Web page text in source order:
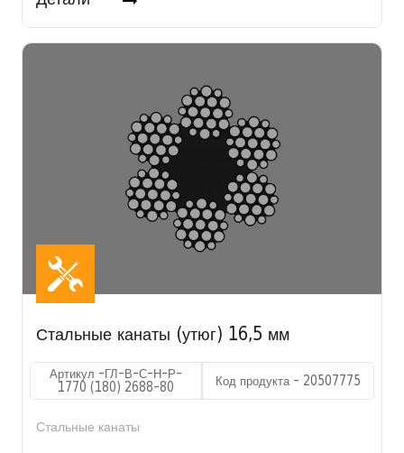
Стальные канаты (утюг) 16,5 мм
Артикул -ГЛ-В-С-Н-Р-
1770 (180) 2688-80
Код продукта - 20507775
Стальные канаты